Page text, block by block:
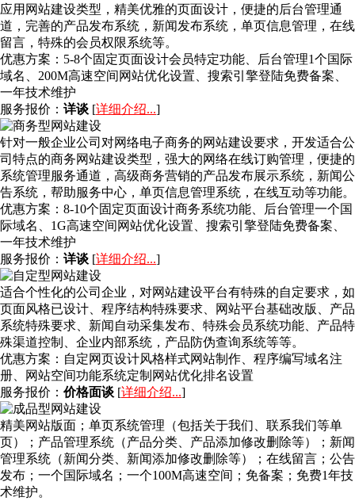
应用网站建设类型，精美优雅的页面设计，便捷的后台管理通
道，完善的产品发布系统，新闻发布系统，单页信息管理，在线
留言，特殊的会员权限系统等。
优惠方案： 5-8个固定页面设计会员特定功能、后台管理1个国际
域名、200M高速空间网站优化设置、搜索引擎登陆免费备案、
一年技术维护
服务报价： 详谈 [详细介绍...]
针对一般企业公司对网络电子商务的网站建设要求，开发适合公
司特点的商务网站建设类型，强大的网络在线订购管理，便捷的
系统管理服务通道，高级商务营销的产品发布展示系统，新闻公
告系统，帮助服务中心，单页信息管理系统，在线互动等功能。
优惠方案： 8-10个固定页面设计商务系统功能、后台管理一个国
际域名、1G高速空间网站优化设置、搜索引擎登陆免费备案、
一年技术维护
服务报价： 详谈 [详细介绍...]
适合个性化的公司企业，对网站建设平台有特殊的自定要求，如
页面风格已设计、程序结构特殊要求、网站平台基础改版、产品
系统特殊要求、新闻自动采集发布、特殊会员系统功能、产品特
殊渠道控制、企业内部系统，产品防伪查询系统等等。
优惠方案： 自定网页设计风格样式网站制作、程序编写域名注
册、网站空间功能系统定制网站优化排名设置
服务报价： 价格面谈 [详细介绍...]
精美网站版面；单页系统管理（包括关于我们、联系我们等单
页）；产品管理系统（产品分类、产品添加修改删除等）；新闻
管理系统（新闻分类、新闻添加修改删除等）；在线留言；公告
发布；一个国际域名；一个100M高速空间；免备案；免费1年技
术维护。